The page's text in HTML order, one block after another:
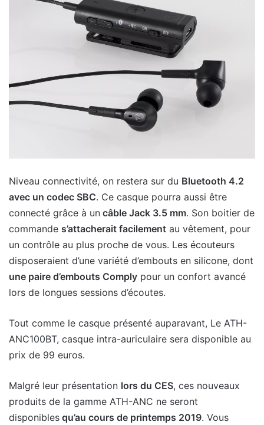
Niveau connectivité, on restera sur du Bluetooth 4.2
avec un codec SBC. Ce casque pourra aussi être
connecté grâce à un câble Jack 3.5 mm. Son boitier de
commande s’attacherait facilement au vêtement, pour
un contrôle au plus proche de vous. Les écouteurs
disposeraient d’une variété d’embouts en silicone, dont
une paire d’embouts Comply pour un confort avancé
lors de longues sessions d’écoutes.
Tout comme le casque présenté auparavant, Le ATH-
ANC100BT, casque intra-auriculaire sera disponible au
prix de 99 euros.
Malgré leur présentation lors du CES, ces nouveaux
produits de la gamme ATH-ANC ne seront
disponibles qu’au cours de printemps 2019. Vous